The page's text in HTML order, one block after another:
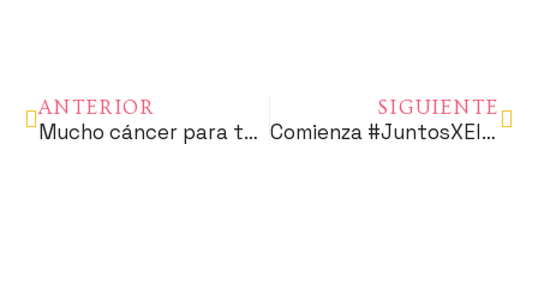
ANTERIOR
Mucho cáncer para tanto COVID
SIGUIENTE
Comienza #JuntosXElCáncerdeMama